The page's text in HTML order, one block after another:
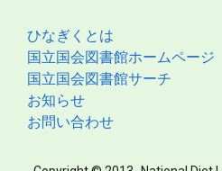
ひなぎくとは
国立国会図書館ホームページ
国立国会図書館サーチ
お知らせ
お問い合わせ